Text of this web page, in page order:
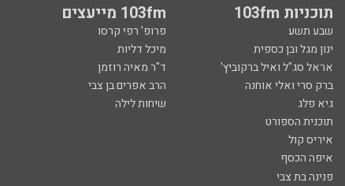
תוכניות 103fm 103fm מייעצים
שבע תשע פרופ' רפי קרסו
ינון מגל ובן כספית
מיכל דליות
אראל סג"ל ואיל ברקוביץ'
ד"ר מאיה רוזמן
ברק סרי ואלי אוחנה
הרב אפרים בן צבי
גיא פלג
שיחות לילה
תוכנית הספורט
איריס קול
איפה הכסף
פנינה בת צבי